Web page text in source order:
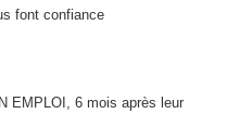
font confiance
EMPLOI, 6 mois après leur